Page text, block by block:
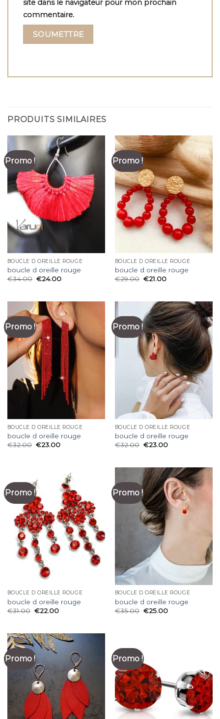
site dans le navigateur pour mon prochain
commentaire.
PRODUITS SIMILAIRES
Promo !
BOUCLE D OREILLE ROUGE
boucle d oreille rouge
€34.00 €24.00
Promo !
BOUCLE D OREILLE ROUGE
boucle d oreille rouge
€29.00 €21.00
Promo !
BOUCLE D OREILLE ROUGE
boucle d oreille rouge
€32.00 €23.00
Promo !
BOUCLE D OREILLE ROUGE
boucle d oreille rouge
€32.00 €23.00
Promo !
BOUCLE D OREILLE ROUGE
boucle d oreille rouge
€31.00 €22.00
Promo !
BOUCLE D OREILLE ROUGE
boucle d oreille rouge
€35.00 €25.00
Promo ! Promo !